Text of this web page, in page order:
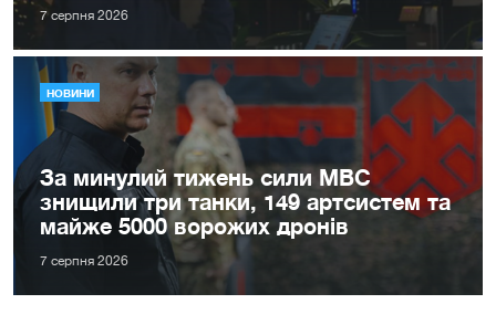
7 серпня 2026
НОВИНИ
За минулий тижень сили МВС
знищили три танки, 149 артсистем та
майже 5000 ворожих дронів
7 серпня 2026